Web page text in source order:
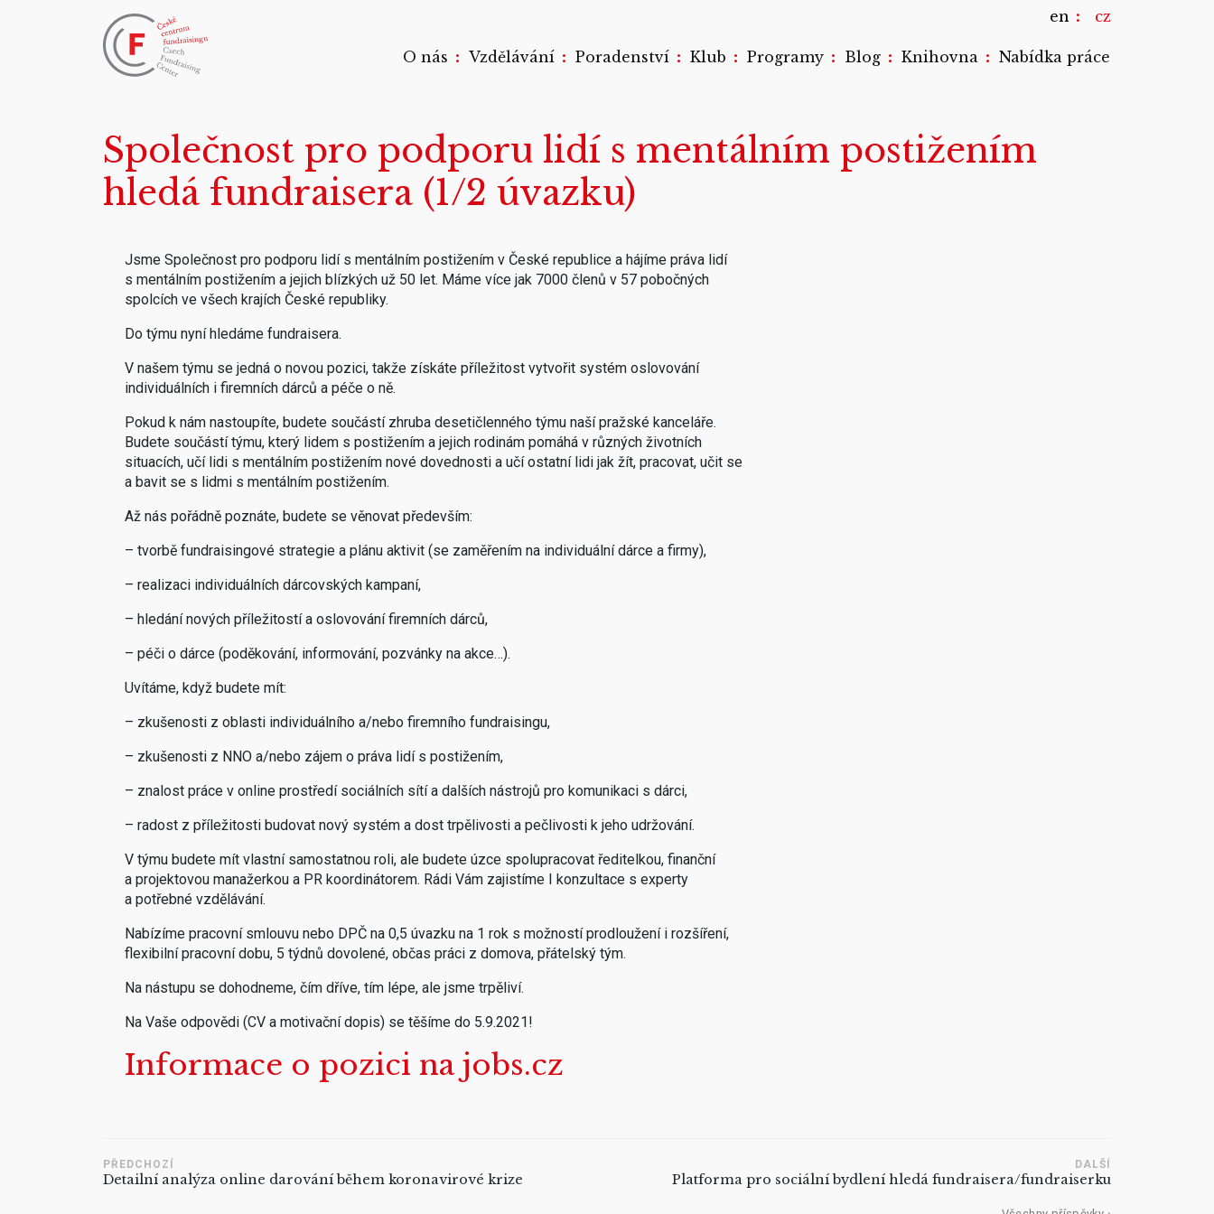
en cz
O nás : Vzdělávání : Poradenství : Klub : Programy : Blog : Knihovna : Nabídka práce
Společnost pro podporu lidí s mentálním postižením
hledá fundraisera (1/2 úvazku)
Jsme Společnost pro podporu lidí s mentálním postižením v České republice a hájíme práva lidí
s mentálním postižením a jejich blízkých už 50 let. Máme více jak 7000 členů v 57 pobočných
spolcích ve všech krajích České republiky.
Do týmu nyní hledáme fundraisera.
V našem týmu se jedná o novou pozici, takže získáte příležitost vytvořit systém oslovování
individuálních i firemních dárců a péče o ně.
Pokud k nám nastoupíte, budete součástí zhruba desetičlenného týmu naší pražské kanceláře.
Budete součástí týmu, který lidem s postižením a jejich rodinám pomáhá v různých životních
situacích, učí lidi s mentálním postižením nové dovednosti a učí ostatní lidi jak žít, pracovat, učit se
a bavit se s lidmi s mentálním postižením.
Až nás pořádně poznáte, budete se věnovat především:
– tvorbě fundraisingové strategie a plánu aktivit (se zaměřením na individuální dárce a firmy),
– realizaci individuálních dárcovských kampaní,
– hledání nových příležitostí a oslovování firemních dárců,
– péči o dárce (poděkování, informování, pozvánky na akce…).
Uvítáme, když budete mít:
– zkušenosti z oblasti individuálního a/nebo firemního fundraisingu,
– zkušenosti z NNO a/nebo zájem o práva lidí s postižením,
– znalost práce v online prostředí sociálních sítí a dalších nástrojů pro komunikaci s dárci,
– radost z příležitosti budovat nový systém a dost trpělivosti a pečlivosti k jeho udržování.
V týmu budete mít vlastní samostatnou roli, ale budete úzce spolupracovat ředitelkou, finanční
a projektovou manažerkou a PR koordinátorem. Rádi Vám zajistíme I konzultace s experty
a potřebné vzdělávání.
Nabízíme pracovní smlouvu nebo DPČ na 0,5 úvazku na 1 rok s možností prodloužení i rozšíření,
flexibilní pracovní dobu, 5 týdnů dovolené, občas práci z domova, přátelský tým.
Na nástupu se dohodneme, čím dříve, tím lépe, ale jsme trpěliví.
Na Vaše odpovědi (CV a motivační dopis) se těšíme do 5.9.2021!
Informace o pozici na jobs.cz
PŘEDCHOZÍ
Detailní analýza online darování během koronavirové krize
DALŠÍ
Platforma pro sociální bydlení hledá fundraisera/fundraiserku